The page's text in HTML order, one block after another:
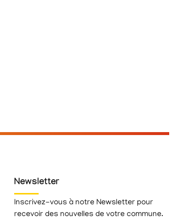
Newsletter
Inscrivez-vous à notre Newsletter pour
recevoir des nouvelles de votre commune.